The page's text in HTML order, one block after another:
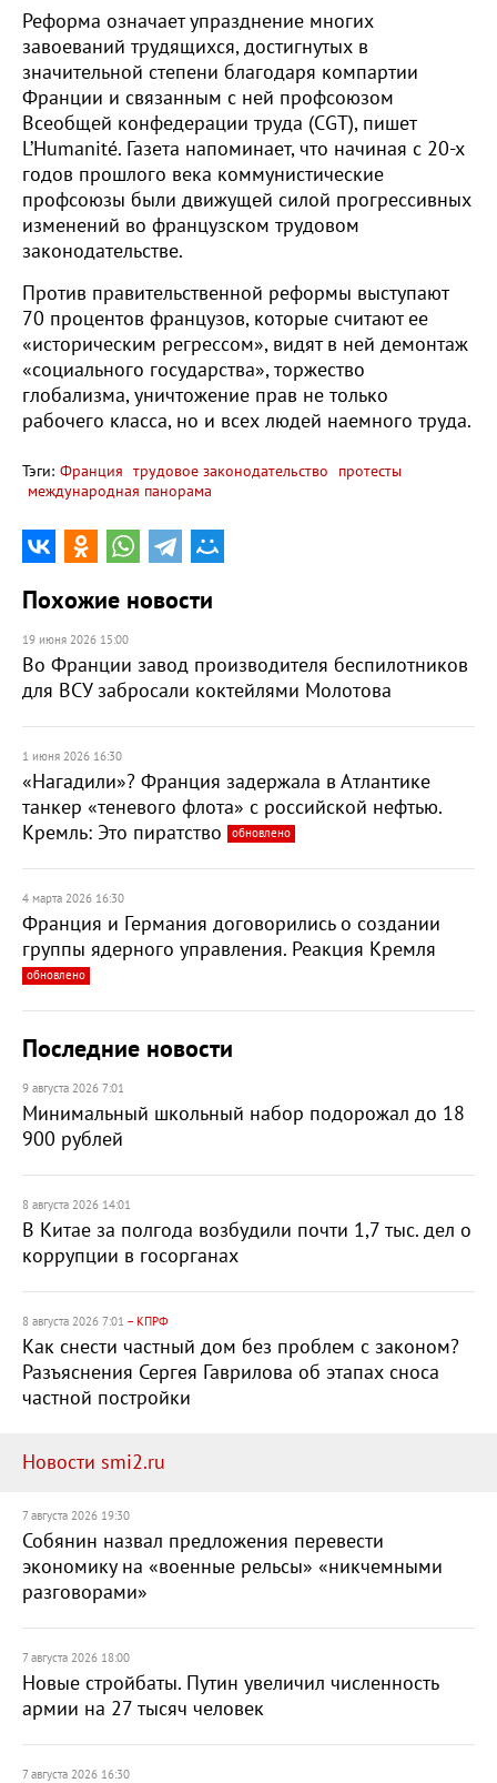
Реформа означает упразднение многих
завоеваний трудящихся, достигнутых в
значительной степени благодаря компартии
Франции и связанным с ней профсоюзом
Всеобщей конфедерации труда (CGT), пишет
L’Humanité. Газета напоминает, что начиная с 20-х
годов прошлого века коммунистические
профсоюзы были движущей силой прогрессивных
изменений во французском трудовом
законодательстве.
Против правительственной реформы выступают
70 процентов французов, которые считают ее
«историческим регрессом», видят в ней демонтаж
«социального государства», торжество
глобализма, уничтожение прав не только
рабочего класса, но и всех людей наемного труда.
Тэги: Франция трудовое законодательство
протесты
международная панорама
Похожие новости
19 июня 2026 15:00
Во Франции завод производителя беспилотников
для ВСУ забросали коктейлями Молотова
1 июня 2026 16:30
«Нагадили»? Франция задержала в Атлантике
танкер «теневого флота» с российской нефтью.
Кремль: Это пиратство
обновлено
4 марта 2026 16:30
Франция и Германия договорились о создании
группы ядерного управления. Реакция Кремля
обновлено
Последние новости
9 августа 2026 7:01
Минимальный школьный набор подорожал до 18
900 рублей
8 августа 2026 14:01
В Китае за полгода возбудили почти 1,7 тыс. дел о
коррупции в госорганах
8 августа 2026 7:01 – КПРФ
Как снести частный дом без проблем с законом?
Разъяснения Сергея Гаврилова об этапах сноса
частной постройки
Новости smi2.ru
7 августа 2026 19:30
Собянин назвал предложения перевести
экономику на «военные рельсы» «никчемными
разговорами»
7 августа 2026 18:00
Новые стройбаты. Путин увеличил численность
армии на 27 тысяч человек
7 августа 2026 16:30